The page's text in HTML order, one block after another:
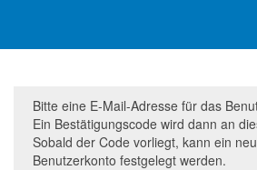
Bitte eine E-Mail-Adresse für das
Ein Bestätigungscode wird dann an
Sobald der Code vorliegt, kann ein
Benutzerkonto festgelegt werden.